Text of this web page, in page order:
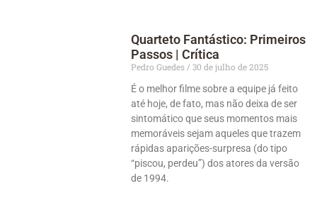
Quarteto Fantástico: Primeiros
Passos | Crítica
Pedro Guedes
30 de julho de 2025
É o melhor filme sobre a equipe já feito
até hoje, de fato, mas não deixa de ser
sintomático que seus momentos mais
memoráveis sejam aqueles que trazem
rápidas aparições-surpresa (do tipo
“piscou, perdeu”) dos atores da versão
de 1994.